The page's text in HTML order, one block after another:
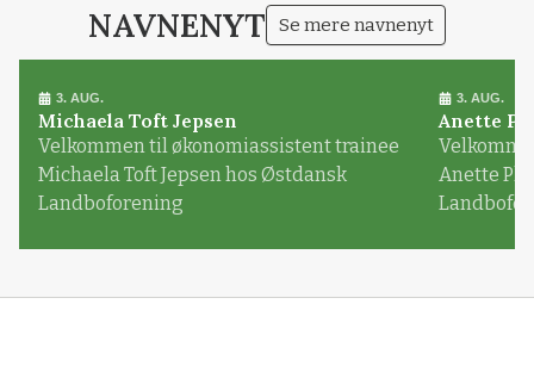
NAVNENYT Se mere navnenyt
3. AUG.
Michaela Toft Jepsen
Velkommen til økonomiassistent trainee
Michaela Toft Jepsen hos Østdansk
Landboforening
3. AUG.
Anette
Anette